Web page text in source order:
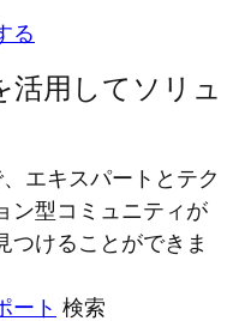
る
用してソリュ
エキスパートとテク
ン型コミ​ュニティが
つけることができま
ート 検索